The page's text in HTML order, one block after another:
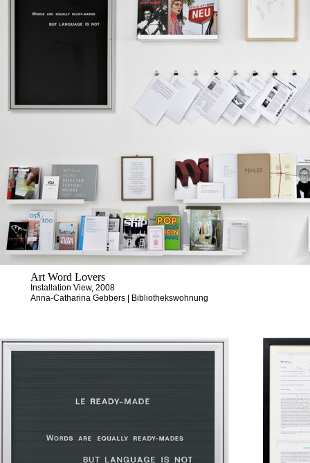
Art Word Lovers
Installation View, 2008
Anna-Catharina Gebbers | Bibliothekswohnung